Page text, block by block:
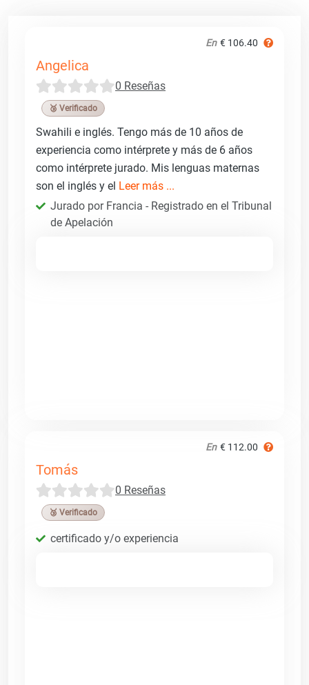
En € 106.40
Angelica
0 Reseñas
🥉 Verificado
Swahili e inglés. Tengo más de 10 años de
experiencia como intérprete y más de 6 años
como intérprete jurado. Mis lenguas maternas
son el inglés y el Leer más ...
Jurado por Francia - Registrado en el Tribunal
de Apelación
En € 112.00
Tomás
0 Reseñas
🥉 Verificado
certificado y/o experiencia